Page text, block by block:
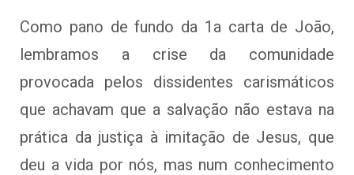
Como pano de fundo da 1a carta de João,
lembramos a crise da comunidade
provocada pelos dissidentes carismáticos
que achavam que a salvação não estava na
prática da justiça à imitação de Jesus, que
deu a vida por nós, mas num conhecimento